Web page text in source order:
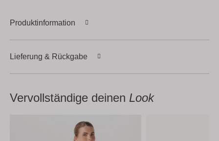
Produktinformation
Lieferung & Rückgabe
Vervollständige deinen Look